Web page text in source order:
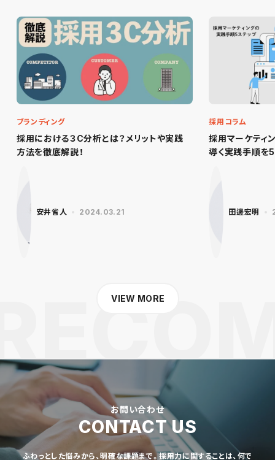
採用における３C分析とは？メリットや実践
方法を徹底解説！
ブランディング
安井省人 2024.03.21
採用マーケティ
導く実践手順を
採用コラム
田邊宏明
VIEW MORE
お問い合わせ
CONTACT US
ふわっとした悩みから、明確な課題まで。採用力に関することは、何で